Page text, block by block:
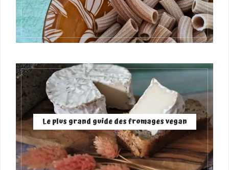
Le plus grand guide des fromages vegan